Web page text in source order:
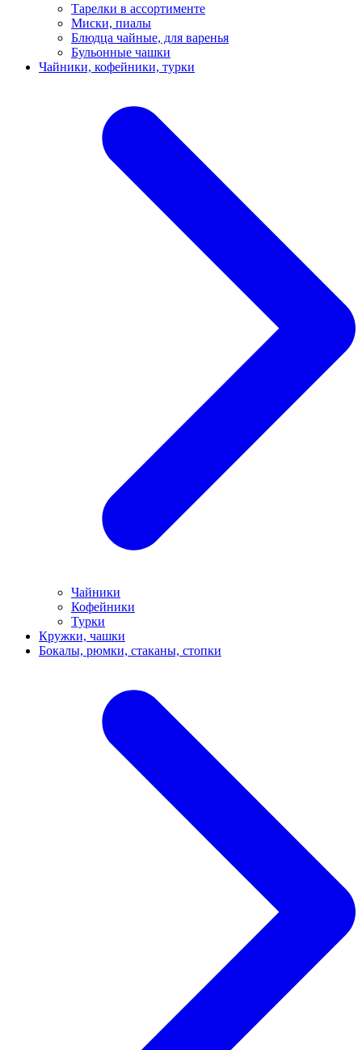
Тарелки в ассортименте
Миски, пиалы
Блюдца чайные, для варенья
Бульонные чашки
Чайники, кофейники, турки
Чайники
Кофейники
Турки
Кружки, чашки
Бокалы, рюмки, стаканы, стопки